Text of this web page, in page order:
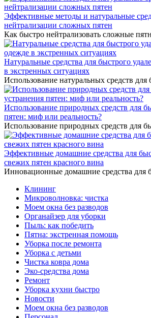
Эффективные методы и натуральные
нейтрализации сложных пятен
Как быстро нейтрализовать сложные
Натуральные средства для быстрого
в экстренных ситуациях
Использование натуральных средств для
Использование природных средств для
пятен: миф или реальность?
Использование природных средств для
Эффективные домашние средства для
свежих пятен красного вина
Инновационные домашние средства для
Клининг
Микроволновка: чистка
Моем окна без разводов
Органайзер для уборки
Пыль: как победить
Пятна: экстренная помощь
Уборка после ремонта
Уборка с детьми
Чистка ковра дома
Эко-средства дома
Ремонт
Уборка кухни быстро
Новости
Моем окна без разводов